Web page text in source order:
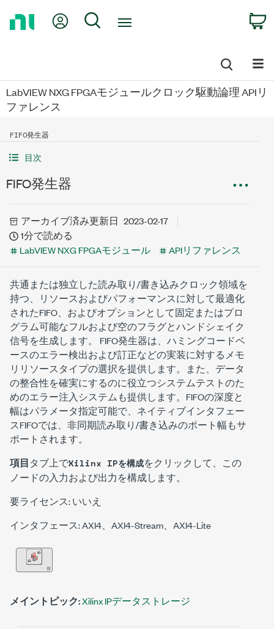
My Account
Search
LabVIEW NXG FPGAモジュールクロック駆動論理 APIリ
ファレンス
FIFO発生器
目次
FIFO発生器
アーカイブ済み更新日 2023-02-17
1分で読める
LabVIEW NXG FPGAモジュール
APIリファレンス
共通または独立した読み取り/書き込みクロック領域を
持つ、リソースおよびパフォーマンスに対して最適化
されたFIFO、およびオプションとして固定またはプロ
グラム可能なフルおよび空のフラグとハンドシェイク
信号を生成します。 FIFO発生器は、ハミングコードベ
ースのエラー検出および訂正などの実装に対するメモ
リリソースタイプの選択を提供します。また、データ
の整合性を確実にするのに役立つシステムテストのた
めのエラー注入システムも提供します。FIFOの深度と
幅はパラメータ指定可能で、ネイティブインタフェー
スFIFOでは、非同期読み取り/書き込みのポート幅もサ
ポートされます。
項目タブ上でXilinx IPを構成をクリックして、この
ノードの入力および出力を構成します。
要ライセンス: いいえ
インタフェース: AXI4、AXI4-Stream、AXI4-Lite
メイントピック:Xilinx IPデータストレージ